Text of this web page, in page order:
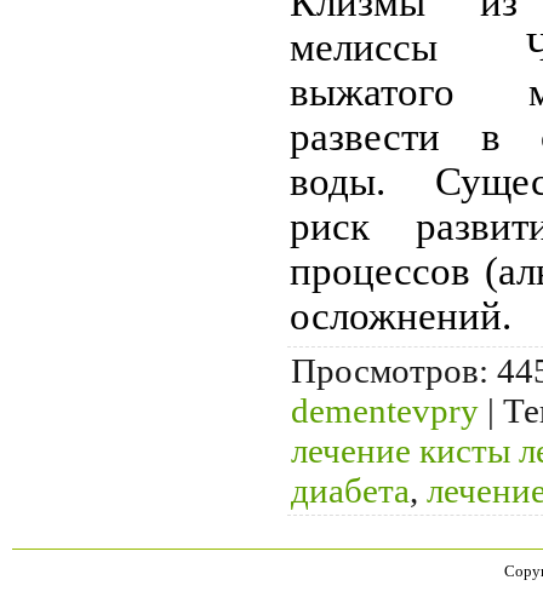
мелиссы
выжатого
развести в
воды.
риск
процессов
осложнений.
Просмотров:
dementevpry |
лечение кисты
диабета,